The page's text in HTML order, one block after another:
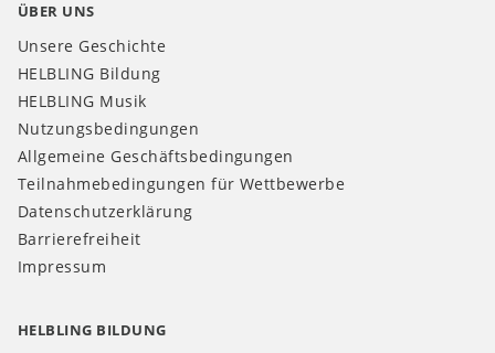
ÜBER UNS
Unsere Geschichte
HELBLING Bildung
HELBLING Musik
Nutzungsbedingungen
Allgemeine Geschäftsbedingungen
Teilnahmebedingungen für Wettbewerbe
Datenschutzerklärung
Barrierefreiheit
Impressum
HELBLING BILDUNG